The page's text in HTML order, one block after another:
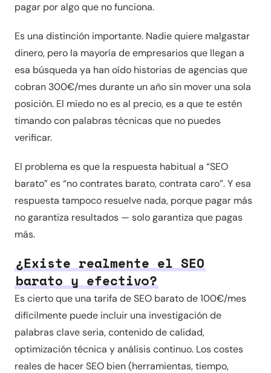
pagar por algo que no funciona.
Es una distinción importante. Nadie quiere malgastar
dinero, pero la mayoría de empresarios que llegan a
esa búsqueda ya han oído historias de agencias que
cobran 300€/mes durante un año sin mover una sola
posición. El miedo no es al precio, es a que te estén
timando con palabras técnicas que no puedes
verificar.
El problema es que la respuesta habitual a “SEO
barato” es “no contrates barato, contrata caro”. Y esa
respuesta tampoco resuelve nada, porque pagar más
no garantiza resultados — solo garantiza que pagas
más.
¿Existe realmente el SEO
barato y efectivo?
Es cierto que una tarifa de SEO barato de 100€/mes
difícilmente puede incluir una investigación de
palabras clave seria, contenido de calidad,
optimización técnica y análisis continuo. Los costes
reales de hacer SEO bien (herramientas, tiempo,